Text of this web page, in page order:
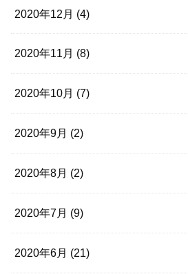
2020年12月 (4)
2020年11月 (8)
2020年10月 (7)
2020年9月 (2)
2020年8月 (2)
2020年7月 (9)
2020年6月 (21)